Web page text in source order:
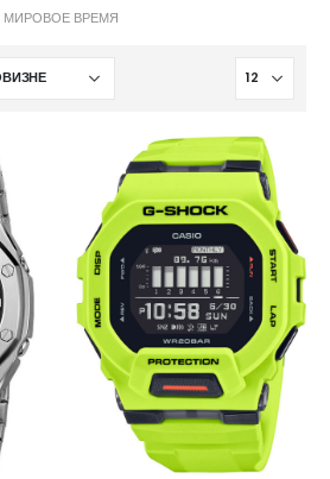
МИРОВОЕ ВРЕМЯ